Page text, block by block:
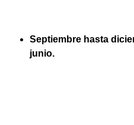
Septiembre hasta
junio.